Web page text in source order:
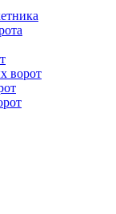
ворот